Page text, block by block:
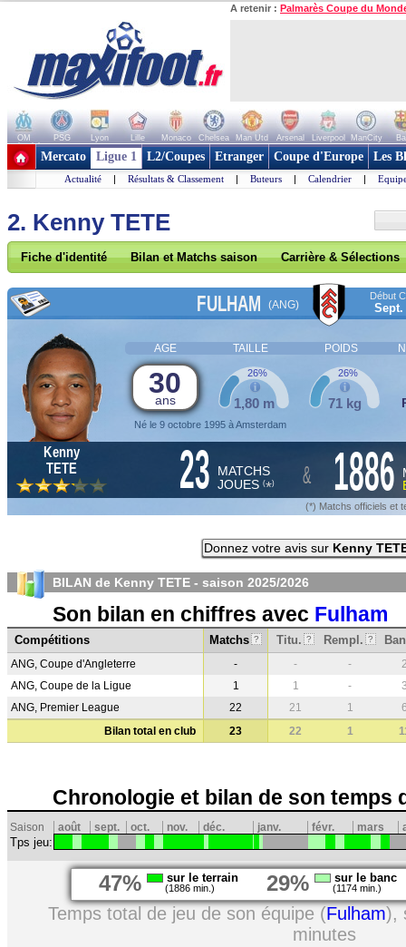
A retenir : Palmarès Coupe du
OM PSG Lyon Lille Monaco Chelsea Man Utd Arsenal Liverpool ManCity
+ de clubs
Mercato Ligue 1 L2/Coupes Etranger Coupe d'Europe Les
Actualité | Résultats & Classement | Buteurs | Calendrier |
2. Kenny TETE
Fiche d'identité Bilan et Matchs saison Carrière & Sélections
FULHAM (ANG)
Début
Sept.
AGE TAILLE POIDS
30
ans
Né le 9 octobre 1995 à Amsterdam
1,80 m
26%
71 kg
26%
Kenny
TETE
23 MATCHS
JOUES (*) & 1886
(*) Matchs officiels et
Donnez votre avis sur Kenny
BILAN de Kenny TETE - saison 2025/2026
Son bilan en chiffres avec Fulham
Compétitions Matchs ? Titu. ? Rempl. ?
ANG, Coupe d'Angleterre - - -
ANG, Coupe de la Ligue
1 1 -
ANG, Premier League
22 21 1
Bilan total en club
23 22 1
Chronologie et bilan de son temps
Saison août sept. oct. nov. déc. janv. févr. mars
Tps jeu:
47% sur le terrain
(1886 min.) 29% sur le banc
(1174 min.)
Temps total de jeu de son équipe (Fulham),
minutes